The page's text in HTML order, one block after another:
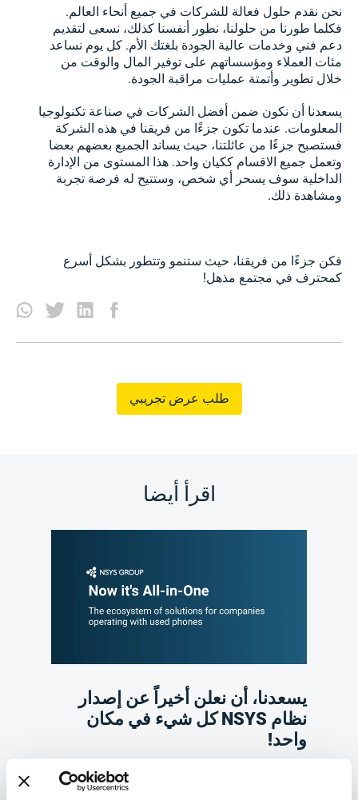
نحن نقدم حلول فعالة للشركات في جميع أنحاء العالم.
فكلما طورنا من حلولنا، نطور أنفسنا كذلك، نسعى لتقديم
دعم فني وخدمات عالية الجودة بلغتك الأم. كل يوم نساعد
مئات العملاء ومؤسساتهم على توفير المال والوقت من
خلال تطوير وأتمتة عمليات مراقبة الجودة.
يسعدنا أن نكون ضمن أفضل الشركات في صناعة تكنولوجيا
المعلومات. عندما تكون جزءًا من فريقنا في هذه الشركة
فستصبح جزءًا من عائلتنا، حيث يساند الجميع بعضهم بعضا
وتعمل جميع الاقسام ككيان واحد. هذا المستوى من الإدارة
الداخلية سوف يسحر أي شخص، وستتيح له فرصة تجربة
ومشاهدة ذلك.
فكن جزءًا من فريقنا، حيث ستنمو وتتطور بشكل أسرع
كمحترف في مجتمع مذهل!
طلب عرض تجريبي
اقرأ أيضا
يسعدنا، أن نعلن أخيراً عن إصدار
نظام NSYS كل شيء في مكان
واحد!